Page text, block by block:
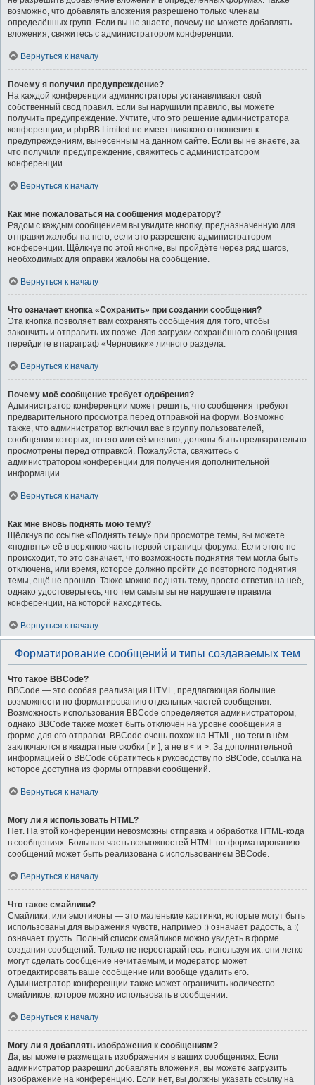
возможно, что добавлять вложения разрешено только членам
определённых групп. Если вы не знаете, почему не можете добавлять
вложения, свяжитесь с администратором конференции.
Вернуться к началу
Почему я получил предупреждение?
На каждой конференции администраторы устанавливают свой
собственный свод правил. Если вы нарушили правило, вы можете
получить предупреждение. Учтите, что это решение администратора
конференции, и phpBB Limited не имеет никакого отношения к
предупреждениям, вынесенным на данном сайте. Если вы не знаете, за
что получили предупреждение, свяжитесь с администратором
конференции.
Вернуться к началу
Как мне пожаловаться на сообщения модератору?
Рядом с каждым сообщением вы увидите кнопку, предназначенную для
отправки жалобы на него, если это разрешено администратором
конференции. Щёлкнув по этой кнопке, вы пройдёте через ряд шагов,
необходимых для оправки жалобы на сообщение.
Вернуться к началу
Что означает кнопка «Сохранить» при создании сообщения?
Эта кнопка позволяет вам сохранять сообщения для того, чтобы
закончить и отправить их позже. Для загрузки сохранённого сообщения
перейдите в параграф «Черновики» личного раздела.
Вернуться к началу
Почему моё сообщение требует одобрения?
Администратор конференции может решить, что сообщения требуют
предварительного просмотра перед отправкой на форум. Возможно
также, что администратор включил вас в группу пользователей,
сообщения которых, по его или её мнению, должны быть предварительно
просмотрены перед отправкой. Пожалуйста, свяжитесь с
администратором конференции для получения дополнительной
информации.
Вернуться к началу
Как мне вновь поднять мою тему?
Щёлкнув по ссылке «Поднять тему» при просмотре темы, вы можете
«поднять» её в верхнюю часть первой страницы форума. Если этого не
происходит, то это означает, что возможность поднятия тем могла быть
отключена, или время, которое должно пройти до повторного поднятия
темы, ещё не прошло. Также можно поднять тему, просто ответив на неё,
однако удостоверьтесь, что тем самым вы не нарушаете правила
конференции, на которой находитесь.
Вернуться к началу
Форматирование сообщений и типы создаваемых тем
Что такое BBCode?
BBCode — это особая реализация HTML, предлагающая большие
возможности по форматированию отдельных частей сообщения.
Возможность использования BBCode определяется администратором,
однако BBCode также может быть отключён на уровне сообщения в
форме для его отправки. BBCode очень похож на HTML, но теги в нём
заключаются в квадратные скобки [ и ], а не в < и >. За дополнительной
информацией о BBCode обратитесь к руководству по BBCode, ссылка на
которое доступна из формы отправки сообщений.
Вернуться к началу
Могу ли я использовать HTML?
Нет. На этой конференции невозможны отправка и обработка HTML-кода
в сообщениях. Большая часть возможностей HTML по форматированию
сообщений может быть реализована с использованием BBCode.
Вернуться к началу
Что такое смайлики?
Смайлики, или эмотиконы — это маленькие картинки, которые могут быть
использованы для выражения чувств, например :) означает радость, а :(
означает грусть. Полный список смайликов можно увидеть в форме
создания сообщений. Только не перестарайтесь, используя их: они легко
могут сделать сообщение нечитаемым, и модератор может
отредактировать ваше сообщение или вообще удалить его.
Администратор конференции также может ограничить количество
смайликов, которое можно использовать в сообщении.
Вернуться к началу
Могу ли я добавлять изображения к сообщениям?
Да, вы можете размещать изображения в ваших сообщениях. Если
администратор разрешил добавлять вложения, вы можете загрузить
изображение на конференцию. Если нет, вы должны указать ссылку на